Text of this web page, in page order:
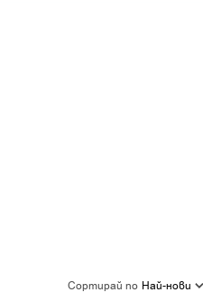
Сортирай по Най-нови